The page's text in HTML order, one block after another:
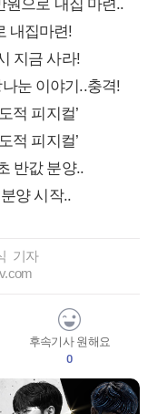
원으로 내집 마련..
내집마련!
지금 사라!
눈 이야기..충격!
적 피지컬’
적 피지컬’
반값 분양..
양 시작..
기자
후속기사 원해요
0